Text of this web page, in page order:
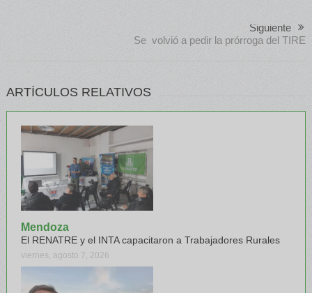
Siguiente
Se volvió a pedir la prórroga del TIRE
ARTÍCULOS RELATIVOS
Mendoza
El RENATRE y el INTA capacitaron a Trabajadores Rurales
viernes, agosto 7, 2026